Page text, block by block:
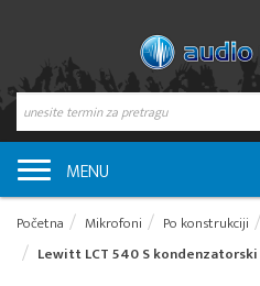
MENU
Početna Mikrofoni Po konstrukciji
Lewitt LCT 540 S